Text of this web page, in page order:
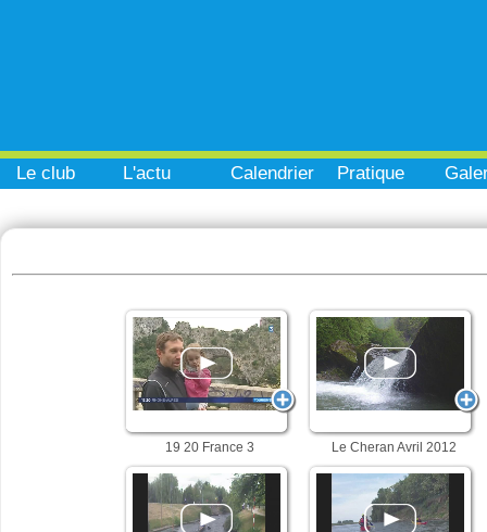
Le club L'actu Calendrier Pratique
19 20 France 3 Le Cheran Avril 2012